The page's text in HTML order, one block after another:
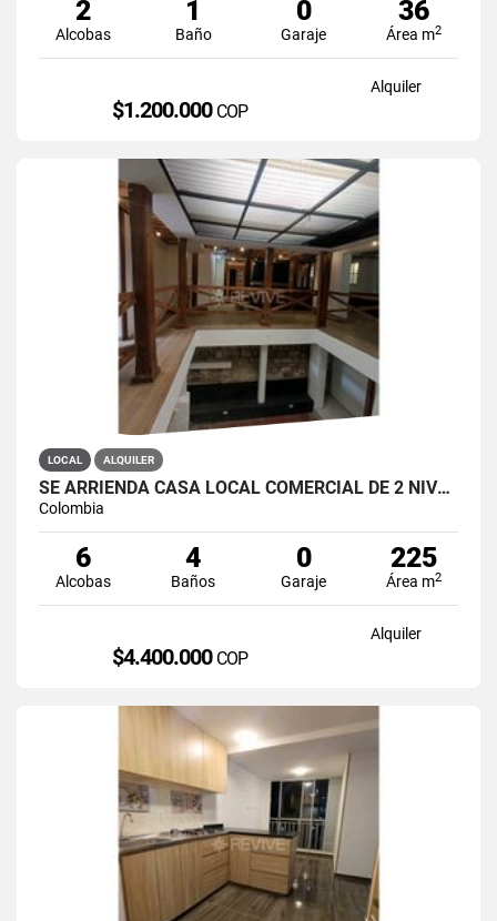
2
Alcobas
1
Baño
0
Garaje
36
Área m2
Alquiler
$1.200.000 COP
LOCAL ALQUILER
SE ARRIENDA CASA LOCAL COMERCIAL DE 2 NIVELES EN LA CANDELARIA
Colombia
6
Alcobas
4
Baños
0
Garaje
225
Área m2
Alquiler
$4.400.000 COP